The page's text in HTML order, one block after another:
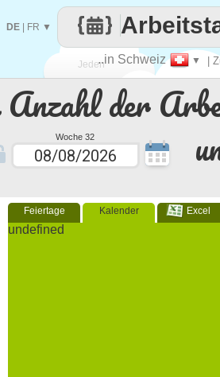
Anzahl der
Woche 32
Feiertage Kalender Excel
undefined
Jeden
Tag
..in Schweiz ▼ |
DE FR ▼